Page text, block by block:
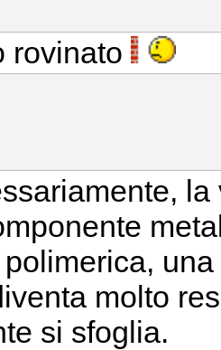
rovinato
molto
si sfoglia.